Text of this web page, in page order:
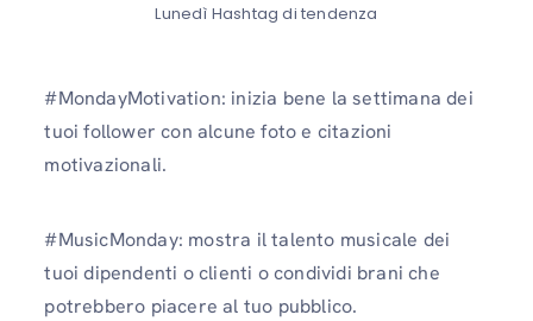
Lunedì Hashtag di tendenza
#MondayMotivation: inizia bene la settimana dei
tuoi follower con alcune foto e citazioni
motivazionali.
#MusicMonday: mostra il talento musicale dei
tuoi dipendenti o clienti o condividi brani che
potrebbero piacere al tuo pubblico.